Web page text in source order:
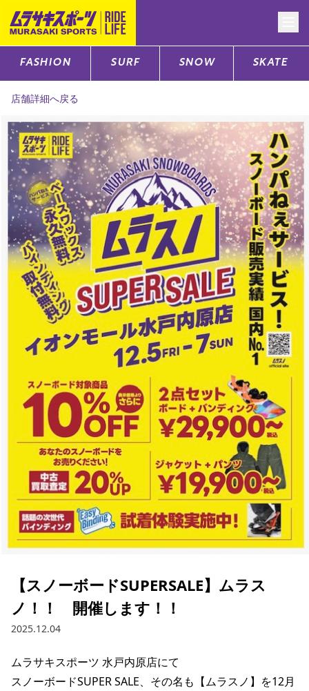
CATEGORY
サーフTOP
スノーTOP
スケートTOP
CONTENTS
ブランド一覧
特集一覧
スタッフスナップ
SUPPORT
ご利用ガイド
会員ランク
店頭受取サービス
ギフトラッピング
アフターサポート
下取り保証について
よくある質問
店舗一覧
お問い合わせ
ニュース
ムラサキスポーツ 公式アプリ
FASHION SURF SNOW SKATE
店舗詳細へ戻る
【スノーボードSUPERSALE】ムラス
ノ！！ 開催します！！
2025.12.04
ムラサキスポーツ 水戸内原店にて
スノーボードSUPER SALE、その名も【ムラスノ】を12月